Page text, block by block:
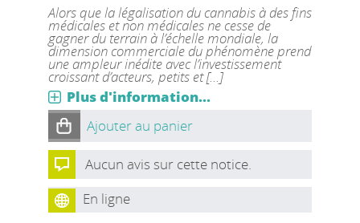
Alors que la légalisation du cannabis à des fins
médicales et non médicales ne cesse de
gagner du terrain à l’échelle mondiale, la
dimension commerciale du phénomène prend
une ampleur inédite avec l’investissement
croissant d’acteurs, petits et [...]
Plus d'information...
Ajouter au panier
Aucun avis sur cette notice.
En ligne